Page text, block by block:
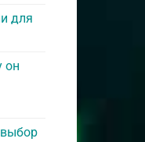
для
он